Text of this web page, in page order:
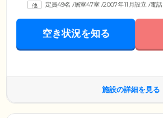
定員49名 /居室47室 /2007年11月設立 /電話
空き状況を知る
施設の詳細を見る